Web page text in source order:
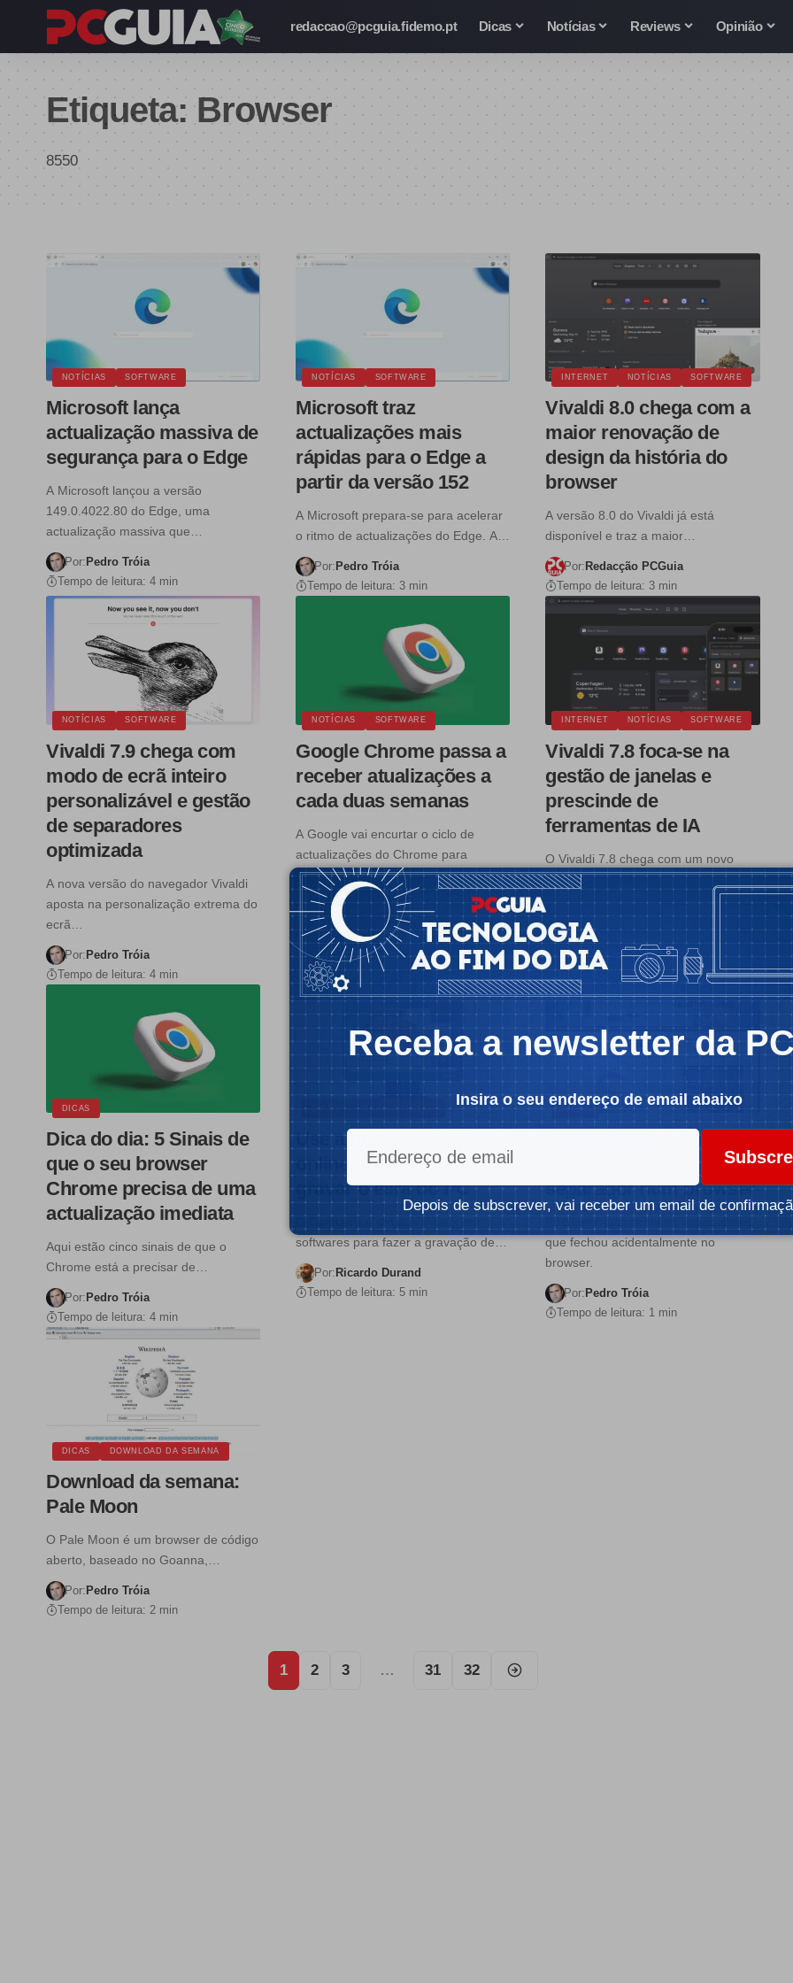
redaccao@pcguia.fidemo.pt Dicas Notícias Reviews Opinião
Etiqueta: Browser
8550
NOTÍCIAS SOFTWARE
Microsoft lança
actualização massiva de
segurança para o Edge
A Microsoft lançou a versão
149.0.4022.80 do Edge, uma
actualização massiva que…
Por: Pedro Tróia
Tempo de leitura: 4 min
NOTÍCIAS SOFTWARE
Microsoft traz
actualizações mais
rápidas para o Edge a
partir da versão 152
A Microsoft prepara-se para acelerar
o ritmo de actualizações do Edge. A…
Por: Pedro Tróia
Tempo de leitura: 3 min
INTERNET NOTÍCIAS SOFTWARE
Vivaldi 8.0 chega com a
maior renovação de
design da história do
browser
A versão 8.0 do Vivaldi já está
disponível e traz a maior…
Por: Redacção PCGuia
Tempo de leitura: 3 min
NOTÍCIAS SOFTWARE
Vivaldi 7.9 chega com
modo de ecrã inteiro
personalizável e gestão
de separadores
optimizada
A nova versão do navegador Vivaldi
aposta na personalização extrema do
ecrã…
Por:Pedro Tróia
Tempo de leitura: 4 min
NOTÍCIAS SOFTWARE
Google Chrome passa a
receber atualizações a
cada duas semanas
A Google vai encurtar o ciclo de
actualizações do Chrome para
duas…
Por: Pedro Tróia
Tempo de leitura: 4 min
INTERNET NOTÍCIAS SOFTWARE
Vivaldi 7.8 foca-se na
gestão de janelas e
prescinde de
ferramentas de IA
O Vivaldi 7.8 chega com um novo
sistema de mosaico de
separadores…
Por:Pedro Tróia
Tempo de leitura: 3 min
DICAS
Dica do dia: 5 Sinais de
que o seu browser
Chrome precisa de uma
actualização imediata
Aqui estão cinco sinais de que o
Chrome está a precisar de…
Por: Pedro Tróia
Tempo de leitura: 4 min
DICAS GUIA COMPLETO
Use a nova versão
online do Camtasia para
gravar o ecrã do PC
softwares para fazer a gravação de…
Por: Ricardo Durand
Tempo de leitura: 5 min
DICAS
Dica do dia: como
separador num browser
que fechou acidentalmente no
browser.
Por: Pedro Tróia
Tempo de leitura: 1 min
DICAS DOWNLOAD DA SEMANA
Download da semana:
Pale Moon
O Pale Moon é um browser de código
aberto, baseado no Goanna,…
Por: Pedro Tróia
Tempo de leitura: 2 min
1 2 3 … 31 32
Receba a newsletter da
Insira o seu endereço de email abaixo
Depois de subscrever, vai receber um email de